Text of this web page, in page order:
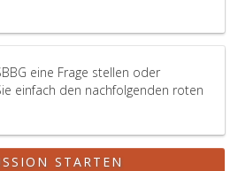
eine Frage stellen oder
einfach den nachfolgenden roten
STARTEN